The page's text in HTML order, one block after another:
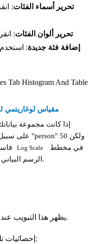
تحرير أسماء الفئات:
تحرير ألوان الفئات:
إضافة فئة جديدة:
مقياس لوغاريتمي
إذا كانت مجموعة
Log Scale
الرسم البياني للفئات لتصور جميع الفئات بوضوح.
يظهر هذا التبويب عندما تحتوي مجموعة البيانات على صور.
إحصائيات تلقائية يتم حسابها من مجموعة بياناتك: